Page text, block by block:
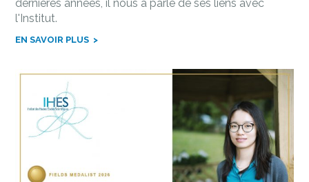
dernières années, il nous a parlé de ses liens avec
l'Institut.
EN SAVOIR PLUS